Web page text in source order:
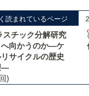
読まれているページ
スチック分解研究
へ向かうのか―ケ
リサイクルの歴史
―
)